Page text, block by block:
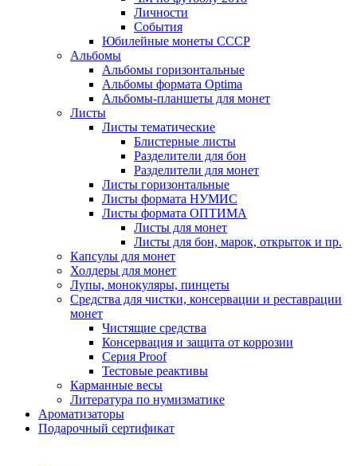
Личности
События
Юбилейные монеты СССР
Альбомы
Альбомы горизонтальные
Альбомы формата Optima
Альбомы-планшеты для монет
Листы
Листы тематические
Блистерные листы
Разделители для бон
Разделители для монет
Листы горизонтальные
Листы формата НУМИС
Листы формата ОПТИМА
Листы для монет
Листы для бон, марок, открыток и пр.
Капсулы для монет
Холдеры для монет
Лупы, монокуляры, пинцеты
Средства для чистки, консервации и реставрации
монет
Чистящие средства
Консервация и защита от коррозии
Серия Proof
Тестовые реактивы
Карманные весы
Литература по нумизматике
Ароматизаторы
Подарочный сертификат